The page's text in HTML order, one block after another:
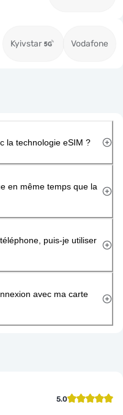
Kyivstar Vodafone
la technologie eSIM ?
en même temps que la
puis-je utiliser
avec ma carte
5.0